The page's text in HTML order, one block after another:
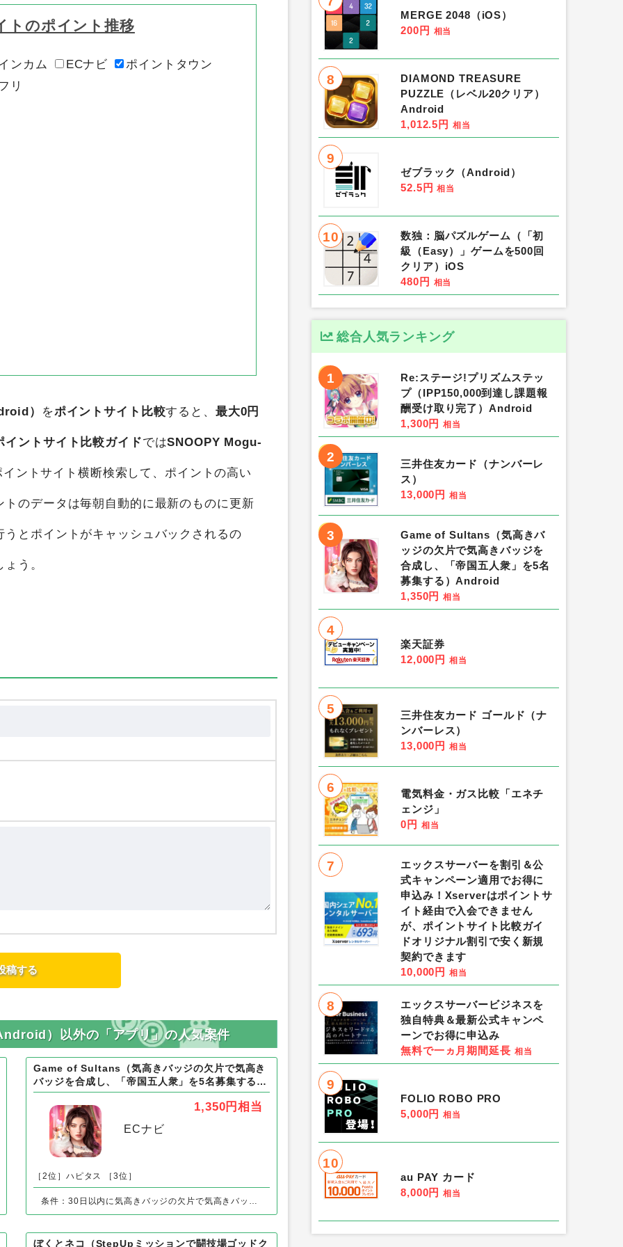
トのポイント推移
ンカム ECナビ
ポイントタウン
リ
） をポイントサイト比較すると、 最大0円
イントサイト比較ガイドではSNOOPY Mogu-
ントサイト横断検索して、ポイントの高い
のデータは毎朝自動的に最新のものに更新
とポイントがキャッシュバックされるの
う。
）以外の「アプリ」の人気案件
Game of Sultans（気高きバッジの欠片で気高き
バッジを合成し、「帝国五人衆」を5名募集する）
Android
1,350円相当
ECナビ
［2位］ハピタス ［3位］
条件：30日以内に気高きバッジの欠片で気高きバッジを合成し、「帝国五人衆」を5名募集する
ぼくとネコ（StepUpミッションで闘技場ゴッドク
MERGE 2048（iOS）
200円 相当
8
DIAMOND TREASURE
PUZZLE（レベル20クリア）
Android
1,012.5円 相当
9
ゼブラック（Android）
52.5円 相当
10
数独：脳パズルゲーム（「初
級（Easy）」ゲームを500回
クリア）iOS
480円 相当
総合人気ランキング
1
Re:ステージ!プリズムステッ
プ（IPP150,000到達し課題報
酬受け取り完了）Android
1,300円 相当
2
三井住友カード（ナンバーレ
ス）
13,000円 相当
3
Game of Sultans（気高きバ
ッジの欠片で気高きバッジを
合成し、「帝国五人衆」を5名
募集する）Android
1,350円 相当
4
楽天証券
12,000円 相当
5
三井住友カード ゴールド（ナ
ンバーレス）
13,000円 相当
6
電気料金・ガス比較「エネチ
ェンジ」
0円 相当
7
エックスサーバーを割引＆公
式キャンペーン適用でお得に
申込み！Xserverはポイントサ
イト経由で入会できません
が、ポイントサイト比較ガイ
ドオリジナル割引で安く新規
契約できます
10,000円 相当
8
エックスサーバービジネスを
独自特典＆最新公式キャンペ
ーンでお得に申込み
無料で一ヵ月期間延長 相当
9
FOLIO ROBO PRO
5,000円 相当
10
au PAY カード
8,000円 相当